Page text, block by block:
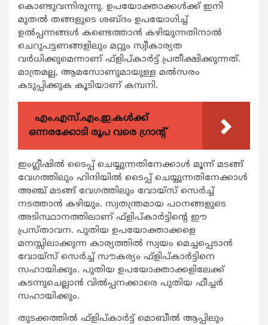
കൊണ്ടുവന്നിരുന്നു. ഉപയോക്താക്കള്‍ക്ക് ഇനി
മുതല്‍ തങ്ങളുടെ ശബ്ദം ഉപയോഗിച്ച്
ഉല്‍പ്പന്നങ്ങള്‍ കണ്ടെത്താന്‍ കഴിയുന്നതിനാല്‍
ചെറുപട്ടണങ്ങളിലും മറ്റും സ്വീകാര്യത
വര്‍ധിക്കുമെന്നാണ് ഫ്‌ളിപ്കാര്‍ട്ട് പ്രതീക്ഷിക്കുന്നത്.
മാത്രമല്ല, ആമസോണുമായുള്ള മല്‍സരം
കടുപ്പിക്കുക കൂടിയാണ് കമ്പനി.
എം.എസ്.എം.ഇ.കൾക്ക്
ഒന്നരക്കോടി രൂപ വരെ ഗ്രാന്റ്
ഇംഗ്ലീഷില്‍ ടൈപ്പ് ചെയ്യുന്നതിനേക്കാള്‍ മൂന്ന് മടങ്ങ്
വേഗത്തിലും ഹിന്ദിയില്‍ ടൈപ്പ് ചെയ്യുന്നതിനേക്കാള്‍
അഞ്ച് മടങ്ങ് വേഗത്തിലും വോയ്‌സ് സെര്‍ച്ച്
നടത്താന്‍ കഴിയും. സ്വതന്ത്രമായ പഠനങ്ങളുടെ
അടിസ്ഥാനത്തിലാണ് ഫ്‌ളിപ്കാര്‍ട്ടിന്റെ ഈ
പ്രസ്താവന. പുതിയ ഉപയോക്താക്കളെ
മനസ്സിലാക്കുന്ന കാര്യത്തില്‍ സ്വയം മെച്ചപ്പെടാന്‍
വോയ്‌സ് സെര്‍ച്ച് സൗകര്യം ഫ്‌ളിപ്കാര്‍ട്ടിനെ
സഹായിക്കും. പുതിയ ഉപയോക്താക്കളിലേക്ക്
കടന്നുചെല്ലാന്‍ വില്‍പ്പനക്കാരെ പുതിയ ഫീച്ചര്‍
സഹായിക്കും.
തുടക്കത്തില്‍ ഫ്‌ളിപ്കാര്‍ട്ട് മൊബീല്‍ ആപ്പിലും